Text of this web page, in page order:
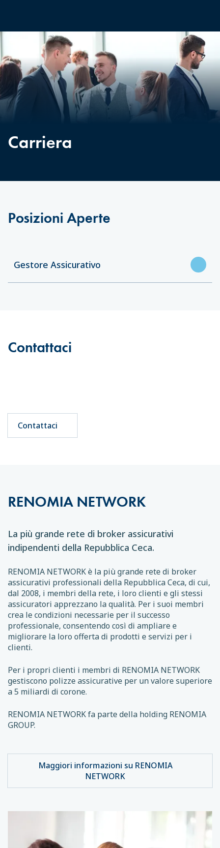
Carriera
Posizioni Aperte
Gestore Assicurativo
Contattaci
Contattaci
RENOMIA NETWORK
La più grande rete di broker assicurativi
indipendenti della Repubblica Ceca.
RENOMIA NETWORK è la più grande rete di broker
assicurativi professionali della Repubblica Ceca, di cui,
dal 2008, i membri della rete, i loro clienti e gli stessi
assicuratori apprezzano la qualità. Per i suoi membri
crea le condizioni necessarie per il successo
professionale, consentendo così di ampliare e
migliorare la loro offerta di prodotti e servizi per i
clienti.
Per i propri clienti i membri di RENOMIA NETWORK
gestiscono polizze assicurative per un valore superiore
a 5 miliardi di corone.
RENOMIA NETWORK fa parte della holding RENOMIA
GROUP.
Maggiori informazioni su RENOMIA
NETWORK